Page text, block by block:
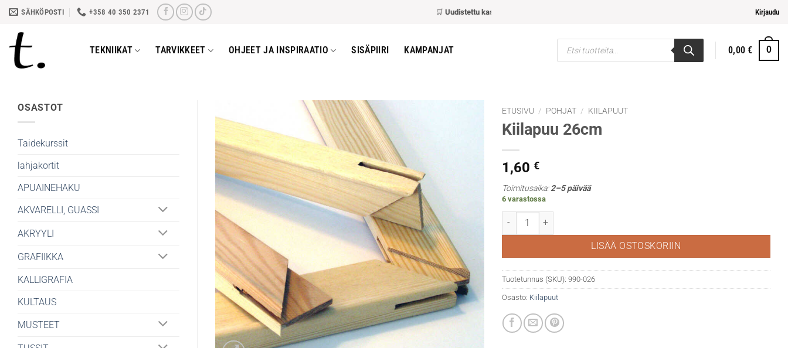
Skip
content
SÄHKÖPOSTI +358 40 350 2371 Uudistettu kassa– nopeampi ja helpompi maksaminen Kirjaudu
TEKNIIKAT TARVIKKEET OHJEET JA INSPIRAATIO SISÄPIIRI KAMPANJAT
Products
search
0,00€ 0
OSASTOT
Taidekurssit
lahjakortit
APUAINEHAKU
AKVARELLI, GUASSI
AKRYYLI
GRAFIIKKA
KALLIGRAFIA
KULTAUS
MUSTEET
ETUSIVU / POHJAT / KIILAPUUT
Kiilapuu 26cm
1,60 €
Toimitusaika:2–5 päivää
6 varastossa
Kiilapuu 26cm määrä
LISÄÄ OSTOSKORIIN
Tuotetunnus (SKU): 990-026
Osasto: Kiilapuut